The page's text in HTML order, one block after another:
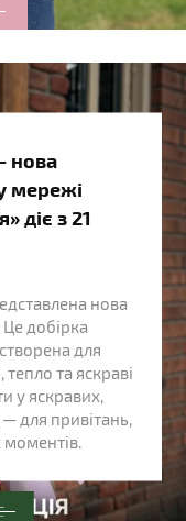
нова
мережі
діє з 21
нова
Це добірка
для
та яскраві
у яскравих,
— для привітань,